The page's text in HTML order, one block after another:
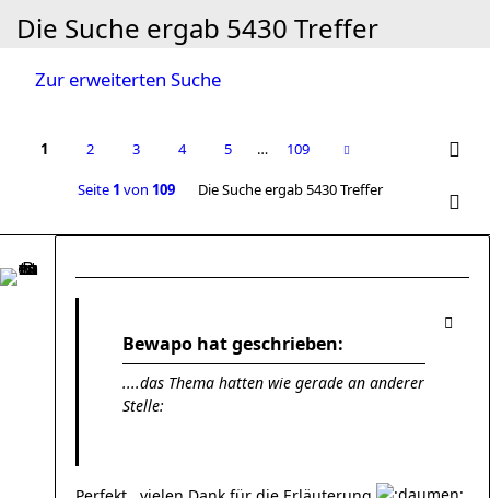
Die Suche ergab 5430 Treffer
Zur erweiterten Suche
1 2 3 4 5 … 109
Seite 1 von 109 Die Suche ergab 5430 Treffer
Bewapo hat geschrieben:
....das Thema hatten wie gerade an anderer
Stelle: